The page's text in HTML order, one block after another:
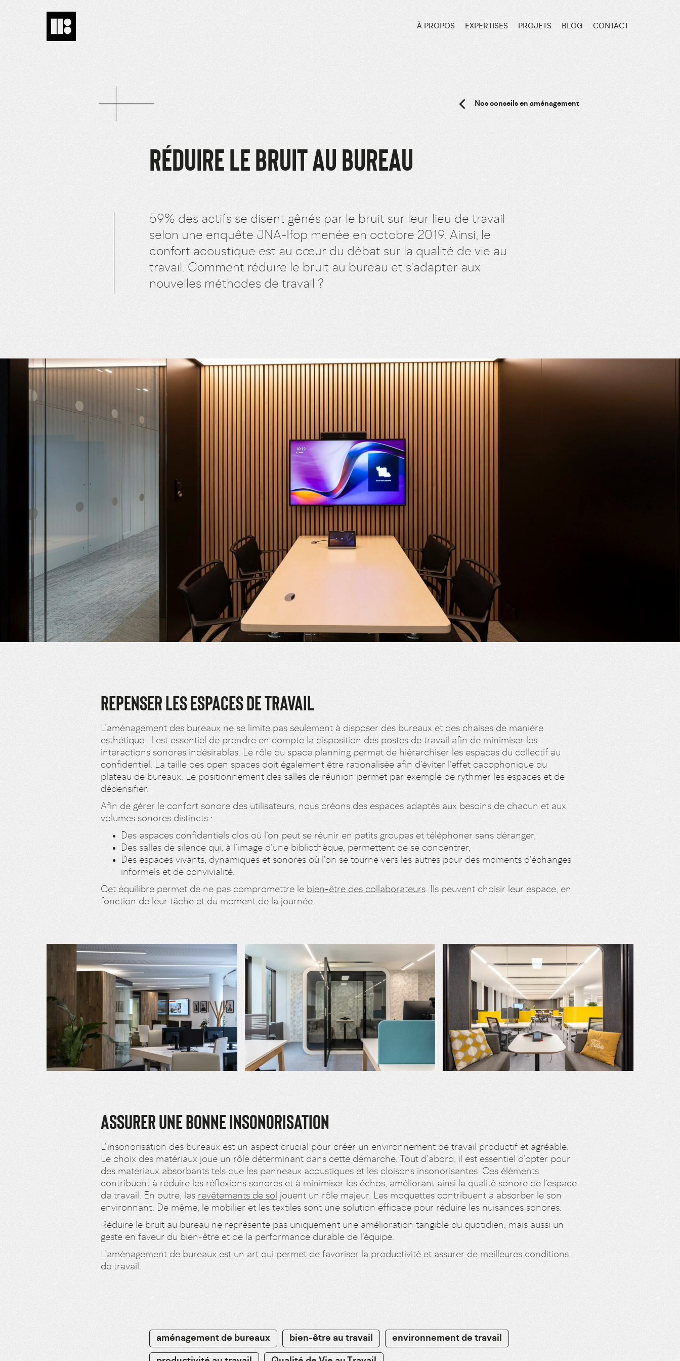
À PROPOS EXPERTISES PROJETS BLOG CONTACT
Nos conseils en aménagement
RÉDUIRE LE BRUIT AU BUREAU
59% des actifs se disent gênés par le bruit sur leur lieu de travail
selon une enquête JNA-Ifop menée en octobre 2019. Ainsi, le
confort acoustique est au cœur du débat sur la qualité de vie au
travail. Comment réduire le bruit au bureau et s’adapter aux
nouvelles méthodes de travail ?
REPENSER LES ESPACES DE TRAVAIL
L’aménagement des bureaux ne se limite pas seulement à disposer des bureaux et des chaises de manière
esthétique. Il est essentiel de prendre en compte la disposition des postes de travail afin de minimiser les
interactions sonores indésirables. Le rôle du space planning permet de hiérarchiser les espaces du collectif au
confidentiel. La taille des open spaces doit également être rationalisée afin d’éviter l’effet cacophonique du
plateau de bureaux. Le positionnement des salles de réunion permet par exemple de rythmer les espaces et de
dédensifier.
Afin de gérer le confort sonore des utilisateurs, nous créons des espaces adaptés aux besoins de chacun et aux
volumes sonores distincts :
Des espaces confidentiels clos où l’on peut se réunir en petits groupes et téléphoner sans déranger,
Des salles de silence qui, à l’image d’une bibliothèque, permettent de se concentrer,
Des espaces vivants, dynamiques et sonores où l’on se tourne vers les autres pour des moments d’échanges
informels et de convivialité.
Cet équilibre permet de ne pas compromettre le bien-être des collaborateurs. Ils peuvent choisir leur espace, en
fonction de leur tâche et du moment de la journée.
ASSURER UNE BONNE INSONORISATION
L’insonorisation des bureaux est un aspect crucial pour créer un environnement de travail productif et agréable.
Le choix des matériaux joue un rôle déterminant dans cette démarche. Tout d’abord, il est essentiel d’opter pour
des matériaux absorbants tels que les panneaux acoustiques et les cloisons insonorisantes. Ces éléments
contribuent à réduire les réflexions sonores et à minimiser les échos, améliorant ainsi la qualité sonore de l’espace
de travail. En outre, les revêtements de sol jouent un rôle majeur. Les moquettes contribuent à absorber le son
environnant. De même, le mobilier et les textiles sont une solution efficace pour réduire les nuisances sonores.
Réduire le bruit au bureau ne représente pas uniquement une amélioration tangible du quotidien, mais aussi un
geste en faveur du bien-être et de la performance durable de l’équipe.
L’aménagement de bureaux est un art qui permet de favoriser la productivité et assurer de meilleures conditions
de travail.
aménagement de bureaux bien-être au travail environnement de travail